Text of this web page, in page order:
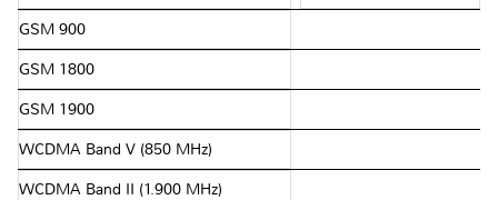
GSM 900
GSM 1800
GSM 1900
WCDMA Band V (850 MHz)
WCDMA Band II (1.900 MHz)